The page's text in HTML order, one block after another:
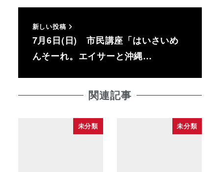
新しい投稿
7月6日(日) 市民講座「はいさいめ
んそーれ。エイサーと沖縄…
関連記事
未分類 未分類